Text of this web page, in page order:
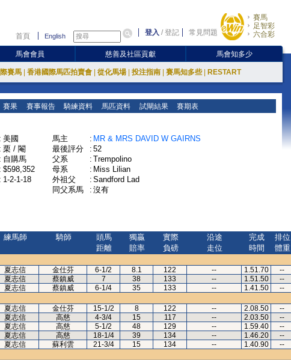
首頁 English 登入 /登記 常見問題
賽馬
足智彩
六合彩
馬會會員 慈善及社區貢獻 馬會知多少
賽馬 香港國際馬匹拍賣會 從化馬場 投注指南 賽馬知多些 RESTART
賽果 賽事報告 騎練資料 馬匹資料 試閘結果 賽期表
: 美國
: 栗 / 閹
: 自購馬
: $598,352
: 1-2-1-18
馬主 : MR & MRS DAVID W GAIRNS
最後評分
: 52
父系
: Trempolino
母系
: Miss Lilian
外祖父
: Sandford Lad
同父系馬
: 沒有
練馬師 騎師
頭馬
距離
獨贏
賠率
實際
負磅
沿途
走位
完成
時間
排位
體重
夏志信 金仕芬 6-1/2 8.1 122 -- 1.51.70 --
夏志信 蔡鎮威 7 38 133 -- 1.51.50 --
夏志信 蔡鎮威 6-1/4 35 133 -- 1.41.50 --
夏志信 金仕芬 15-1/2 8 122 -- 2.08.50 --
夏志信 高慈 4-3/4 15 117 -- 2.03.50 --
夏志信 高慈 5-1/2 48 129 -- 1.59.40 --
夏志信 高慈 18-1/4 39 134 -- 1.46.20 --
夏志信 蘇利雲 21-3/4 15 134 -- 1.40.90 --